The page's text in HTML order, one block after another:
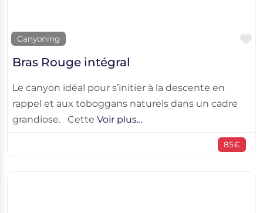
Canyoning
Bras Rouge intégral
Le canyon idéal pour s’initier à la descente en
rappel et aux toboggans naturels dans un cadre
grandiose. Cette Voir plus…
85€